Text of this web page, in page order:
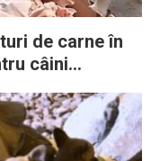
de carne în
câini